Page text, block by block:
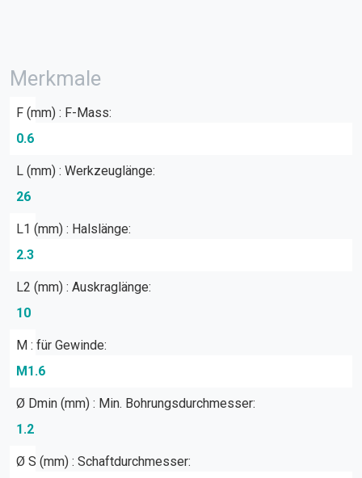
Merkmale
F (mm) : F-Mass:
0.6
L (mm) : Werkzeuglänge:
26
L1 (mm) : Halslänge:
2.3
L2 (mm) : Auskraglänge:
10
M : für Gewinde:
M1.6
Ø Dmin (mm) : Min. Bohrungsdurchmesser:
1.2
Ø S (mm) : Schaftdurchmesser: